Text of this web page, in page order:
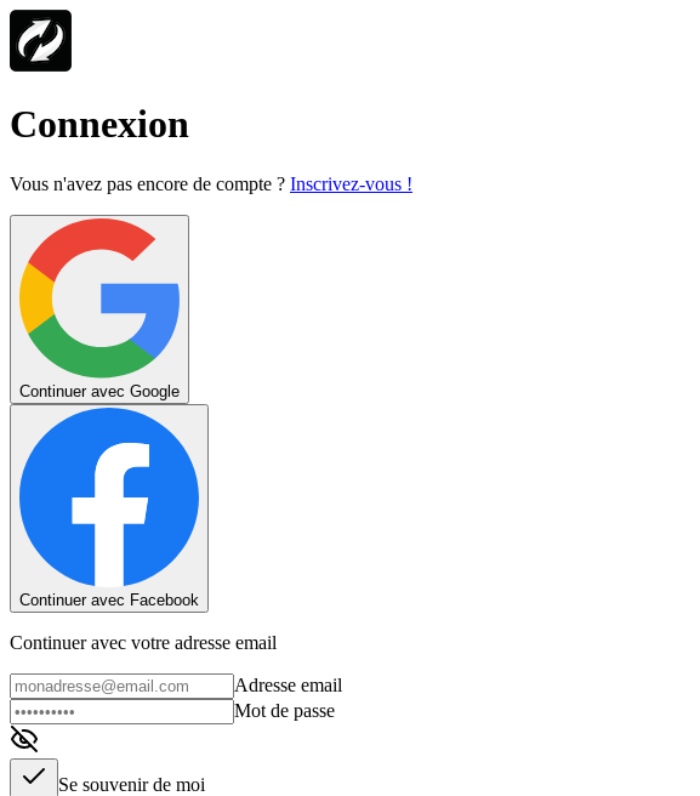
Connexion
Vous n'avez pas encore de compte ? Inscrivez-vous !
Continuer avec Google
Continuer avec Facebook
Continuer avec votre adresse email
Adresse email
Mot de passe
Se souvenir de moi